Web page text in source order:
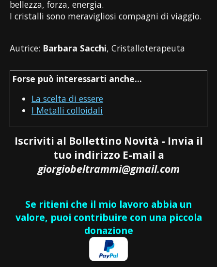
bellezza, forza, energia.
I cristalli sono meravigliosi compagni di viaggio.
Autrice: Barbara Sacchi, Cristalloterapeuta
Forse può interessarti anche...
La scelta di essere
I Metalli colloidali
Iscriviti al Bollettino Novità - Invia il
tuo indirizzo E-mail a
giorgiobeltrammi@gmail.com
Se ritieni che il mio lavoro abbia un
valore, puoi contribuire con una piccola
donazione